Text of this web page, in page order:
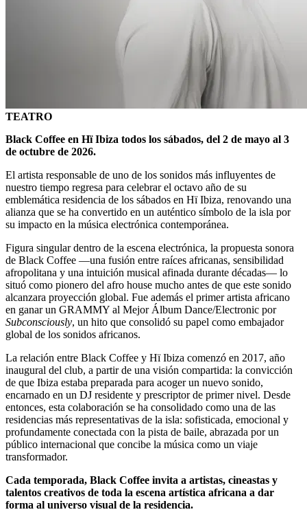
TEATRO
Black Coffee en Hï Ibiza todos los sábados, del 2 de mayo al 3
de octubre de 2026.
El artista responsable de uno de los sonidos más influyentes de
nuestro tiempo regresa para celebrar el octavo año de su
emblemática residencia de los sábados en Hï Ibiza, renovando una
alianza que se ha convertido en un auténtico símbolo de la isla por
su impacto en la música electrónica contemporánea.
Figura singular dentro de la escena electrónica, la propuesta sonora
de Black Coffee —una fusión entre raíces africanas, sensibilidad
afropolitana y una intuición musical afinada durante décadas— lo
situó como pionero del afro house mucho antes de que este sonido
alcanzara proyección global. Fue además el primer artista africano
en ganar un GRAMMY al Mejor Álbum Dance/Electronic por
Subconsciously, un hito que consolidó su papel como embajador
global de los sonidos africanos.
La relación entre Black Coffee y Hï Ibiza comenzó en 2017, año
inaugural del club, a partir de una visión compartida: la convicción
de que Ibiza estaba preparada para acoger un nuevo sonido,
encarnado en un DJ residente y prescriptor de primer nivel. Desde
entonces, esta colaboración se ha consolidado como una de las
residencias más representativas de la isla: sofisticada, emocional y
profundamente conectada con la pista de baile, abrazada por un
público internacional que concibe la música como un viaje
transformador.
Cada temporada, Black Coffee invita a artistas, cineastas y
talentos creativos de toda la escena artística africana a dar
forma al universo visual de la residencia.